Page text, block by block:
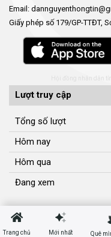
Email:
Giấy phép số 179/GP-TTĐT,
Hội đồng nhân dân
Lượt truy cập
Tổng số lượt
Hôm nay
Hôm qua
Đang xem
Trang chủ Mới nhất Quê